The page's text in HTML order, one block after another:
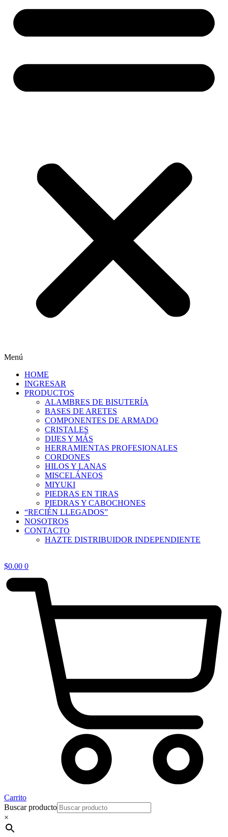
Menú
HOME
INGRESAR
PRODUCTOS
ALAMBRES DE BISUTERÍA
BASES DE ARETES
COMPONENTES DE ARMADO
CRISTALES
DIJES Y MÁS
HERRAMIENTAS PROFESIONALES
CORDONES
HILOS Y LANAS
MISCELÁNEOS
MIYUKI
PIEDRAS EN TIRAS
PIEDRAS Y CABOCHONES
“RECIÉN LLEGADOS”
NOSOTROS
CONTACTO
HAZTE DISTRIBUIDOR INDEPENDIENTE
$0.00 0
Carrito
Buscar producto
×